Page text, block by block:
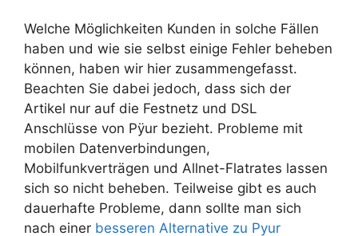
Welche Möglichkeiten Kunden in solche Fällen
haben und wie sie selbst einige Fehler beheben
können, haben wir hier zusammengefasst.
Beachten Sie dabei jedoch, dass sich der
Artikel nur auf die Festnetz und DSL
Anschlüsse von Pÿur bezieht. Probleme mit
mobilen Datenverbindungen,
Mobilfunkverträgen und Allnet-Flatrates lassen
sich so nicht beheben. Teilweise gibt es auch
dauerhafte Probleme, dann sollte man sich
nach einer besseren Alternative zu Pyur